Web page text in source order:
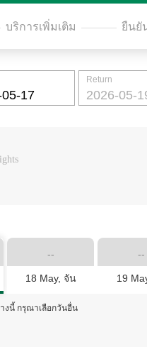
บริการเพิ่มเติม ยืนยั
Return
--
18 May, จัน
--
19
งนี้ กรุณาเลือกวันอื่น